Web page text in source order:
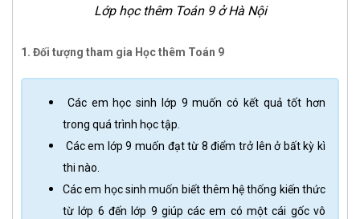
Lớp học thêm Toán 9 ở Hà Nội
1. Đối tượng tham gia Học thêm Toán 9
Các em học sinh lớp 9 muốn có kết quả tốt hơn
trong quá trình học tập.
Các em lớp 9 muốn đạt từ 8 điểm trở lên ở bất kỳ kì
thi nào.
Các em học sinh muốn biết thêm hệ thống kiến thức
từ lớp 6 đến lớp 9 giúp các em có một cái gốc vô